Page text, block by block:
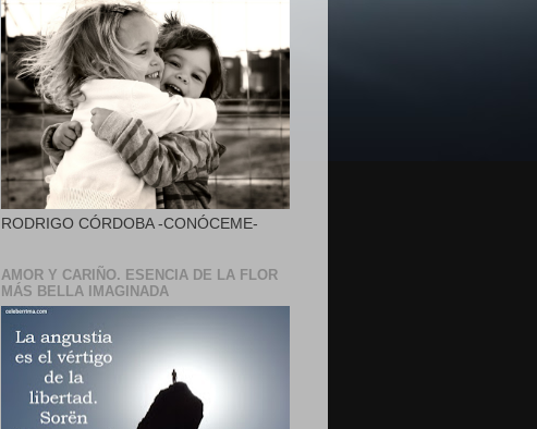
RODRIGO CÓRDOBA -CONÓCEME-
AMOR Y CARIÑO. ESENCIA DE LA FLOR
MÁS BELLA IMAGINADA